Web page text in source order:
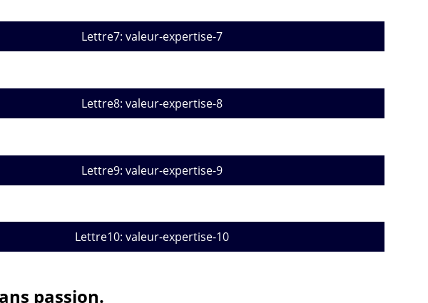
Lettre7: valeur-expertise-7
Lettre8: valeur-expertise-8
Lettre9: valeur-expertise-9
Lettre10: valeur-expertise-10
passion.